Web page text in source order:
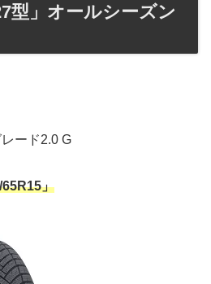
型」オールシーズン
ード2.0 G
」